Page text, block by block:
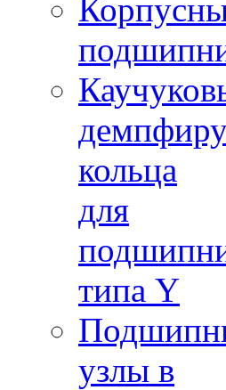
кольца
для
типа Y
узлы в